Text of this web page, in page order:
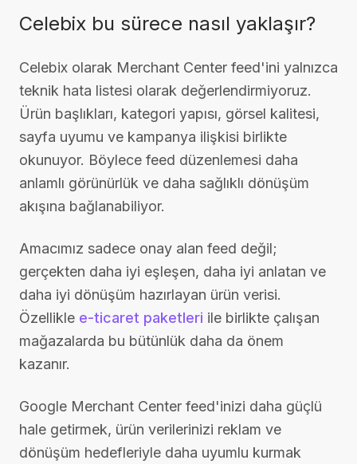
Celebix bu sürece nasıl yaklaşır?
Celebix olarak Merchant Center feed'ini yalnızca
teknik hata listesi olarak değerlendirmiyoruz.
Ürün başlıkları, kategori yapısı, görsel kalitesi,
sayfa uyumu ve kampanya ilişkisi birlikte
okunuyor. Böylece feed düzenlemesi daha
anlamlı görünürlük ve daha sağlıklı dönüşüm
akışına bağlanabiliyor.
Amacımız sadece onay alan feed değil;
gerçekten daha iyi eşleşen, daha iyi anlatan ve
daha iyi dönüşüm hazırlayan ürün verisi.
Özellikle e-ticaret paketleri ile birlikte çalışan
mağazalarda bu bütünlük daha da önem
kazanır.
Google Merchant Center feed'inizi daha güçlü
hale getirmek, ürün verilerinizi reklam ve
dönüşüm hedefleriyle daha uyumlu kurmak